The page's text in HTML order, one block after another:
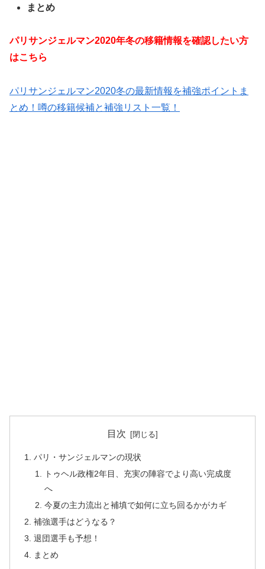
まとめ
パリサンジェルマン2020年冬の移籍情報を確認したい方
はこちら
パリサンジェルマン2020冬の最新情報を補強ポイントま
とめ！噂の移籍候補と補強リスト一覧！
目次
パリ・サンジェルマンの現状
トゥヘル政権2年目、充実の陣容でより高い完成度
へ
今夏の主力流出と補填で如何に立ち回るかがカギ
補強選手はどうなる？
退団選手も予想！
まとめ